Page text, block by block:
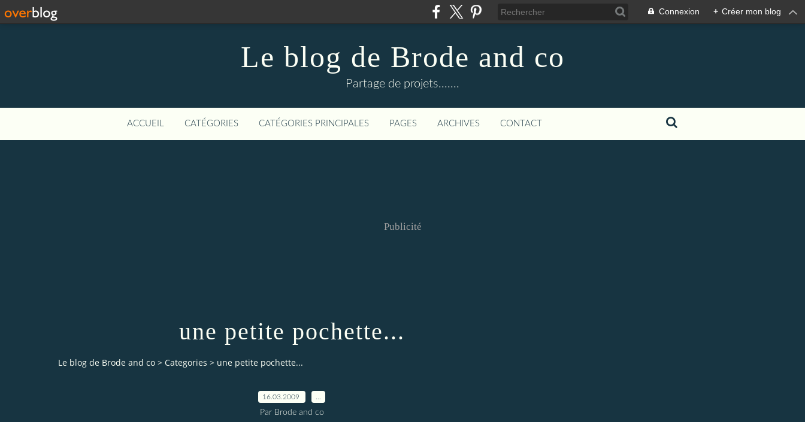
Connexion + Créer mon blog
Le blog de Brode and co
Partage de projets.......
ACCUEIL CATÉGORIES CATÉGORIES PRINCIPALES PAGES ARCHIVES CONTACT
Publicité
une petite pochette...
Le blog de Brode and co > Categories > une petite pochette...
16.03.2009
Par Brode and co